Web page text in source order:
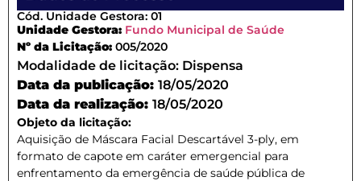
Cód. Unidade Gestora: 01
Unidade Gestora: Fundo Municipal de Saúde
Nº da Licitação: 005/2020
Modalidade de licitação: Dispensa
Data da publicação: 18/05/2020
Data da realização: 18/05/2020
Objeto da licitação:
Aquisição de Máscara Facial Descartável 3-ply, em
formato de capote em caráter emergencial para
enfrentamento da emergência de saúde pública de